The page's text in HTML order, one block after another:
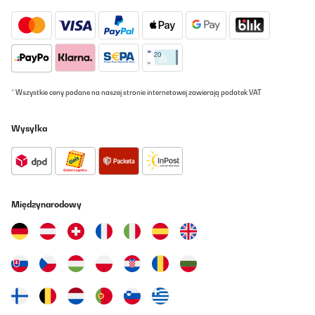
Von 5 Sternen ....5....Die Zapfanlage von Klarstein ist einfach
Klasse. Einfache Bedienung und immer Kaltes Bier.
Amazon-Benutzer
Amazon-Benutzer
Jó kis gép, nagyon szeretem. A családi találkozók meghatározó
Hajcser
* Wszystkie ceny podane na naszej stronie internetowej zawierają podatek VAT
Wysyłka
Międzynarodowy